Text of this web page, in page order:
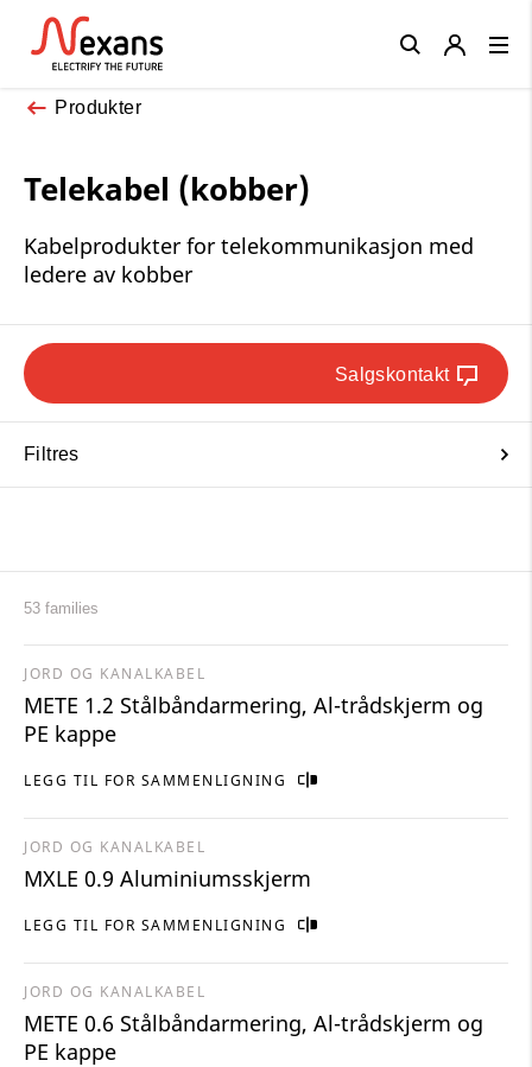
Produkter
Telekabel (kobber)
Kabelprodukter for telekommunikasjon med
ledere av kobber
Salgskontakt
Filtres
53 families
LEGG TIL FOR SAMMENLIGNING
JORD OG KANALKABEL
METE 1.2 Stålbåndarmering, Al-trådskjerm og
PE kappe
LEGG TIL FOR SAMMENLIGNING
JORD OG KANALKABEL
MXLE 0.9 Aluminiumsskjerm
JORD OG KANALKABEL
METE 0.6 Stålbåndarmering, Al-trådskjerm og
PE kappe
Close